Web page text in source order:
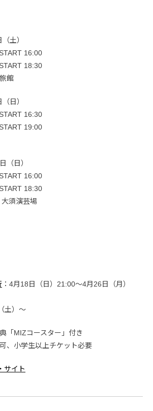
土）
16:00
18:30
館
日）
16:30
19:00
（日）
16:00
18:30
須演芸場
：4月18日（日）21:00〜4月26日（月）
土）〜
「MIZコースター」付き
、小学生以上チケット必要
サイト